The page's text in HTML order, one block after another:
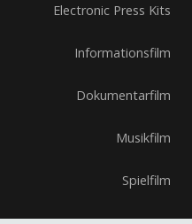
Electronic Press Kits
Informationsfilm
Dokumentarfilm
Musikfilm
Spielfilm